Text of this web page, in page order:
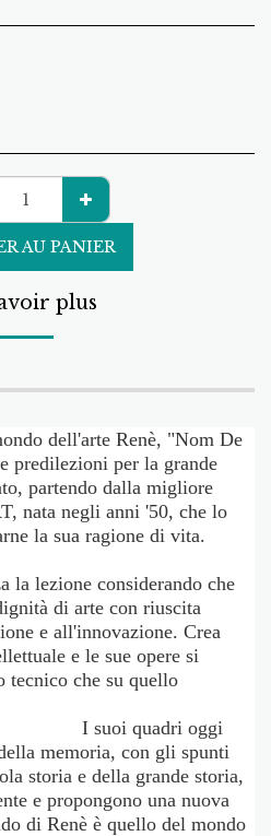
AU PANIER
plus
dell'arte Renè, "Nom De
predilezioni per la grande
partendo dalla migliore
nata negli anni '50, che lo
la sua ragione di vita.
lezione considerando che
di arte con riuscita
e all'innovazione. Crea
e le sue opere si
tecnico che su quello
oggi
memoria, con gli spunti
storia e della grande storia,
e propongono una nuova
di Renè è quello del mondo